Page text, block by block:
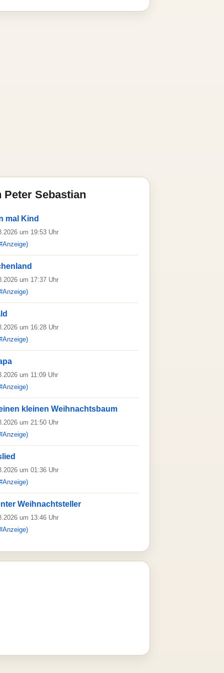
Sebastian
mal Kind
um 19:53 Uhr
um 17:37 Uhr
um 16:28 Uhr
um 11:09 Uhr
kleinen Weihnachtsbaum
um 21:50 Uhr
um 01:36 Uhr
Weihnachtsteller
um 13:46 Uhr